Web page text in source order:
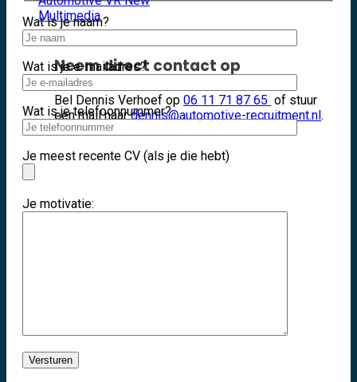
Multimedia
Neem direct contact op
Bel Dennis Verhoef op 06 11 71 87 65 of stuur
een mail naardennis@automotive-recruitment.nl.
Over ons
Wat is je naam?
Wat is je e-mailadres?
Wat is je telefoonnummer?
Je meest recente CV (als je die hebt)
Je motivatie: